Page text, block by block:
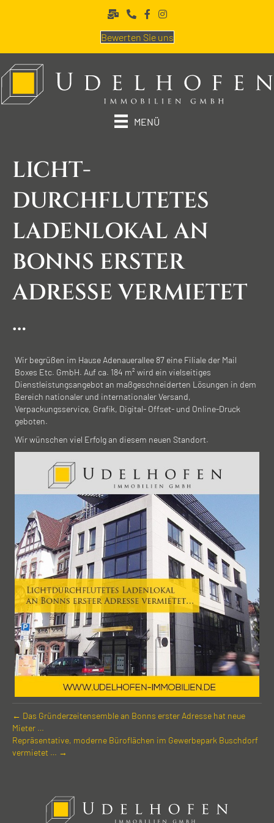
Bewerten Sie uns
MENÜ
LICHT­
DURCHFLUTETES
LADEN­LOKAL AN
BONNS ERSTER
ADRESSE VERMIETET
…
Wir begrüßen im Hause Adenauerallee 87 eine Filiale der Mail
Boxes Etc. GmbH. Auf ca. 184 m² wird ein vielseitiges
Dienstleistungsangebot an maßgeschneiderten Lösungen in dem
Bereich nationaler und internationaler Versand,
Verpackungsservice, Grafik, Digital- Offset- und Online-Druck
geboten.
Wir wünschen viel Erfolg an diesem neuen Standort.
← Das Gründer­zeiten­semble an Bonns erster Adresse hat neue
Mieter …
Repräsentative, moderne Büro­flächen im Gewerbe­park Busch­dorf
vermietet … →